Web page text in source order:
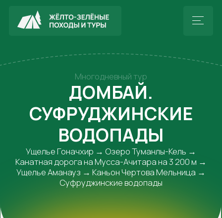
ДОМБАЙ.
СУФРУДЖИНСКИЕ
ВОДОПАДЫ
Ущелье Гоначхир → Озеро Туманлы-Кель →
Канатная дорога на Мусса-Ачитара на 3 200 м →
Ущелье Аманауз → Каньон Чертова Мельница →
Суфруджинские водопады